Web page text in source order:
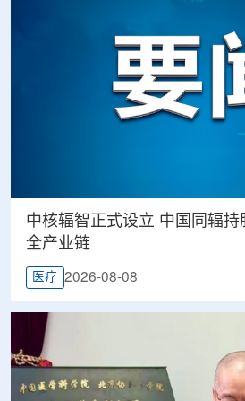
中核辐智正式设立 中国同辐持
全产业链
医疗 2026-08-08